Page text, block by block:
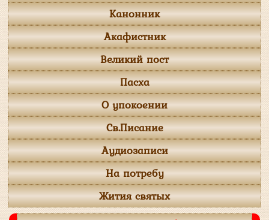
Канонник
Акафистник
Великий пост
Пасха
О упокоении
Св.Писание
Аудиозаписи
На потребу
Жития святых